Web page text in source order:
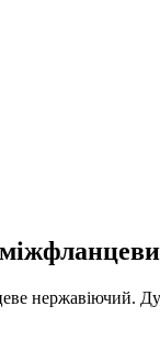
нержавіючий.